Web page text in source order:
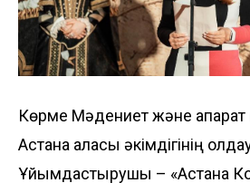
Көрме Мәдениет және ақпарат
Астана қаласы әкімдігінің
Ұйымдастырушы – «Астана